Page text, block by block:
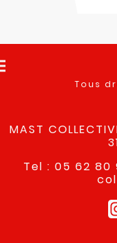
Tous
MAST
Tel : 05 62